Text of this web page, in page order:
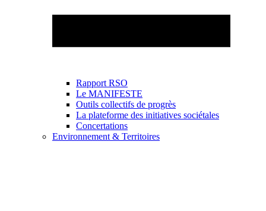
Rapport RSO
Le MANIFESTE
Outils collectifs de progrès
La plateforme des initiatives sociétales
Concertations
Environnement & Territoires